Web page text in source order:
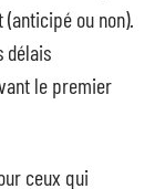
(anticipé ou non).
délais
le premier
ceux qui